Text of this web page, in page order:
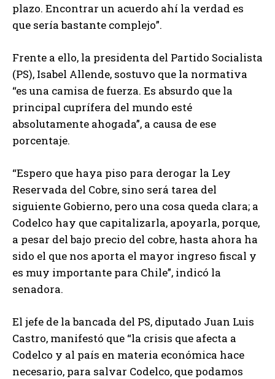
plazo. Encontrar un acuerdo ahí la verdad es
que sería bastante complejo”.
Frente a ello, la presidenta del Partido Socialista
(PS), Isabel Allende, sostuvo que la normativa
“es una camisa de fuerza. Es absurdo que la
principal cuprífera del mundo esté
absolutamente ahogada”, a causa de ese
porcentaje.
“Espero que haya piso para derogar la Ley
Reservada del Cobre, sino será tarea del
siguiente Gobierno, pero una cosa queda clara; a
Codelco hay que capitalizarla, apoyarla, porque,
a pesar del bajo precio del cobre, hasta ahora ha
sido el que nos aporta el mayor ingreso fiscal y
es muy importante para Chile”, indicó la
senadora.
El jefe de la bancada del PS, diputado Juan Luis
Castro, manifestó que “la crisis que afecta a
Codelco y al país en materia económica hace
necesario, para salvar Codelco, que podamos